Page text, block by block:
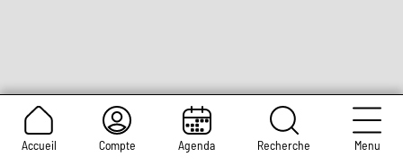
Accueil Compte Agenda Recherche Menu